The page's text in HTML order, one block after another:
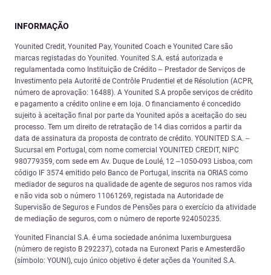
INFORMAÇÃO
Younited Credit, Younited Pay, Younited Coach e Younited Care são
marcas registadas do Younited. Younited S.A. está autorizada e
regulamentada como Instituição de Crédito – Prestador de Serviços de
Investimento pela Autorité de Contrôle Prudentiel et de Résolution (ACPR,
número de aprovação: 16488). A Younited S.A propõe serviços de crédito
e pagamento a crédito online e em loja. O financiamento é concedido
sujeito à aceitação final por parte da Younited após a aceitação do seu
processo. Tem um direito de retratação de 14 dias corridos a partir da
data de assinatura da proposta de contrato de crédito. YOUNITED S.A. –
Sucursal em Portugal, com nome comercial YOUNITED CREDIT, NIPC
980779359, com sede em Av. Duque de Loulé, 12 –1050-093 Lisboa, com
código IF 3574 emitido pelo Banco de Portugal, inscrita na ORIAS como
mediador de seguros na qualidade de agente de seguros nos ramos vida
e não vida sob o número 11061269, registada na Autoridade de
Supervisão de Seguros e Fundos de Pensões para o exercício da atividade
de mediação de seguros, com o número de reporte 924050235.
Younited Financial S.A. é uma sociedade anónima luxemburguesa
(número de registo B 292237), cotada na Euronext Paris e Amesterdão
(símbolo: YOUNI), cujo único objetivo é deter ações da Younited S.A.